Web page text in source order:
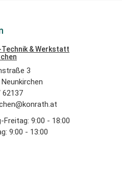
& Werkstatt
3
62137
Freitag: 9:00 - 18:00
9:00 - 13:00